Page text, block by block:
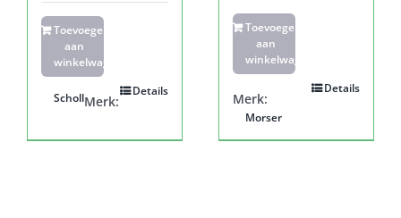
Toevoegen
aan
winkelwagen
Details
Merk:
Scholl
Toevoegen
aan
winkelwagen
Details
Merk:
Morser